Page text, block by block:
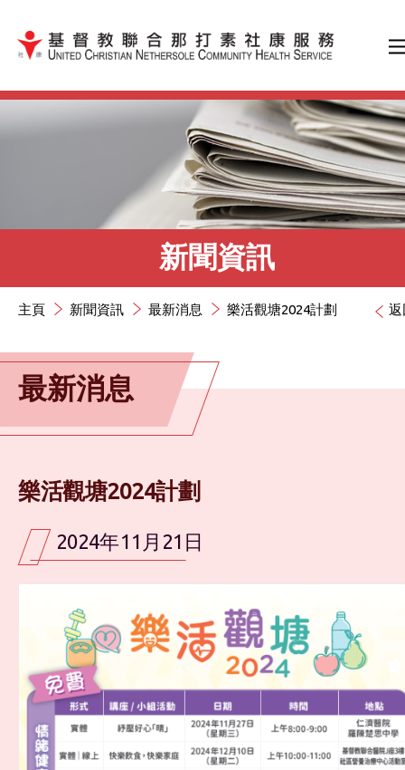
跳到內容（按輸入鍵）
新聞資訊
返
主頁 新聞資訊 最新消息 樂活觀塘2024計劃
最新消息
樂活觀塘2024計劃
2024年11月21日